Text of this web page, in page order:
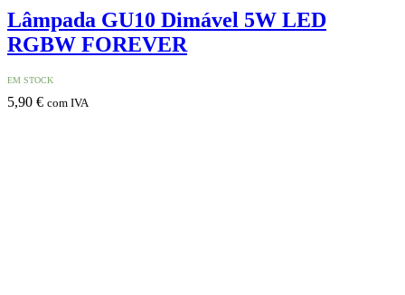
Lâmpada GU10 Dimável 5W LED
RGBW FOREVER
EM STOCK
5,90 € com IVA